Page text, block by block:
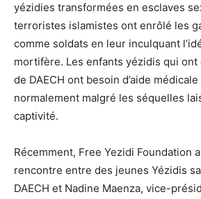
yézidies transformées en esclaves
terroristes islamistes ont enrôlé les
comme soldats en leur inculquant
mortifère. Les enfants yézidis qui ont
de DAECH ont besoin d’aide
normalement malgré les séquelles
captivité.
Récemment, Free Yezidi Foundation
rencontre entre des jeunes Yézidis
DAECH et Nadine Maenza, vice-